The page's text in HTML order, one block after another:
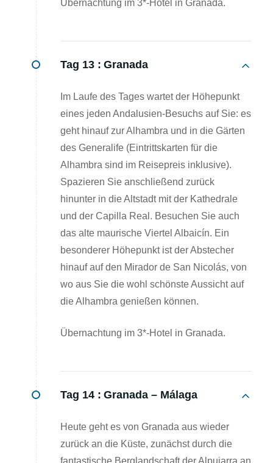
Übernachtung im 3*-Hotel in Granada.
Tag 13 : Granada
Im Laufe des Tages wartet der Höhepunkt
eines jeden Andalusien-Besuchs auf Sie: es
geht hinauf zur Alhambra und in die Gärten
des Generalife (Eintrittskarten für die
Alhambra sind im Reisepreis inklusive).
Spazieren Sie anschließend zurück
hinunter in die Altstadt mit der Kathedrale
und der Capilla Real. Besuchen Sie auch
das alte maurische Viertel Albaicín. Ein
besonderer Höhepunkt ist der Abstecher
hinauf auf den Mirador de San Nicolás, von
wo aus Sie die wohl schönste Aussicht auf
die Alhambra genießen können.
Übernachtung im 3*-Hotel in Granada.
Tag 14 : Granada – Málaga
Heute geht es von Granada aus wieder
zurück an die Küste, zunächst durch die
fantastische Berglandschaft der Alpujarra an